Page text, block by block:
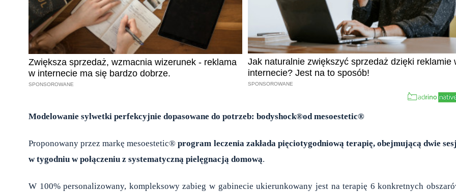
Modelowanie sylwetki perfekcyjnie dopasowane do potrzeb: bodyshock®odmesoestetic®
Proponowany przez markę mesoestetic®program leczenia zakłada pięciotygodniową terapię, obejmującą dwie
w tygodniu w połączeniu z systematyczną pielęgnacją domową.
W 100% personalizowany, kompleksowy zabieg w gabinecie ukierunkowany jest na terapię 6 konkretnych